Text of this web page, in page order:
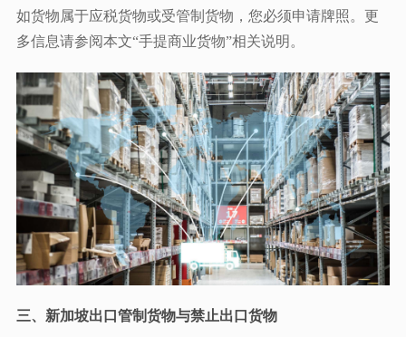
如货物属于应税货物或受管制货物，您必须申请牌照。更
多信息请参阅本文“手提商业货物”相关说明。
三、 新加坡出口管制货物与禁止出口货物